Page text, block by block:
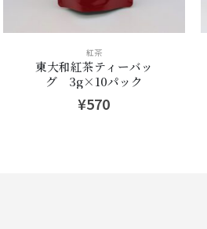
紅茶
東大和紅茶ティーバッ
グ 3g×10パック
¥570